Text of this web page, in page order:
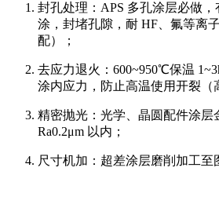
封孔处理 ：APS 多孔涂层必做
涂，封堵孔隙，耐 HF、氟等离
配）；
去应力退火 ：600~950℃保温
涂内应力，防止高温使用开裂（
精密抛光 ：光学、晶圆配件涂
Ra0.2μm 以内；
尺寸机加 ：超差涂层磨削加工至